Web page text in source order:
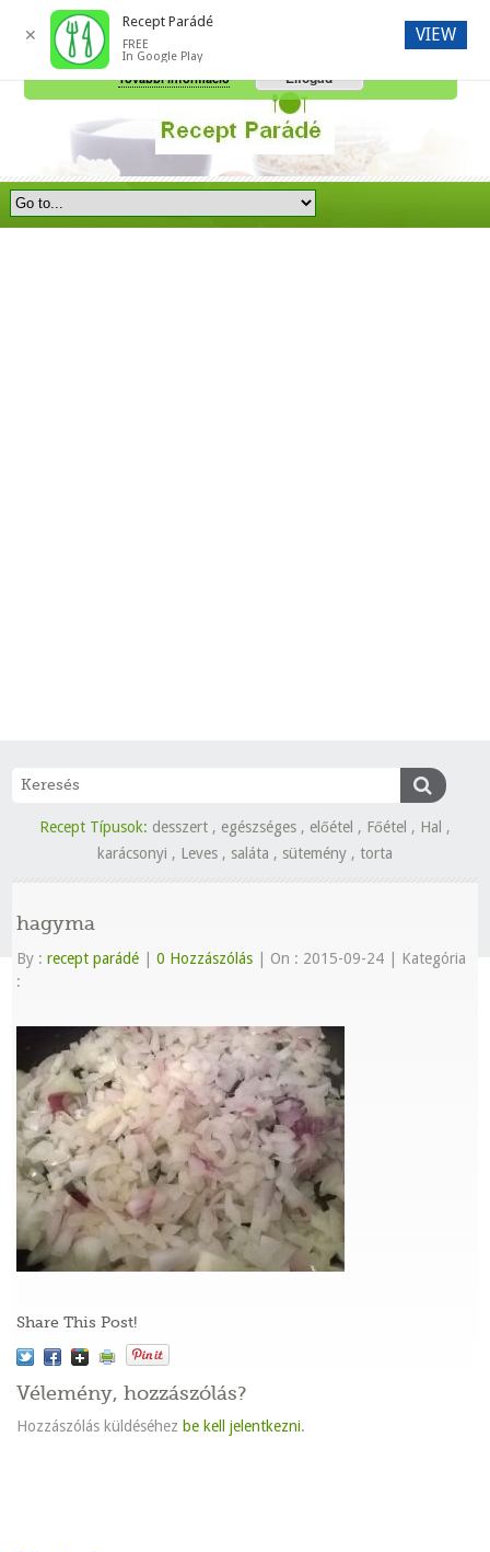
Recept Típusok: desszert , egészséges , előétel , Főétel , Hal ,
karácsonyi , Leves , saláta , sütemény , torta
hagyma
By :recept parádé 0 Hozzászólás On : 2015-09-24
Kategória
:
Share This Post!
Vélemény, hozzászólás?
Hozzászólás küldéséhez be kell jelentkezni.
A honlap további használatához a sütik használatát el kell fogadni.
További információ
Elfogad
✕
Recept Parádé
FREE
In Google Play
VIEW